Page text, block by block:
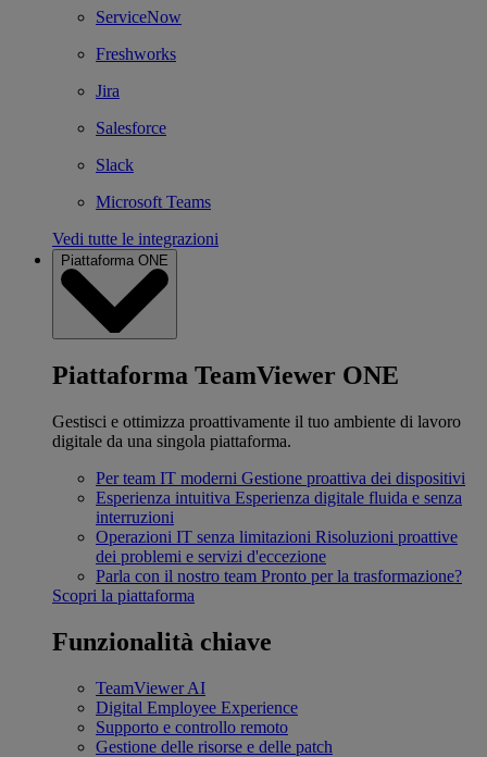
ServiceNow
Freshworks
Jira
Salesforce
Slack
Microsoft Teams
Vedi tutte le integrazioni
Piattaforma ONE
Piattaforma TeamViewer ONE
Gestisci e ottimizza proattivamente il tuo ambiente di lavoro
digitale da una singola piattaforma.
Per team IT moderni Gestione proattiva dei dispositivi
Esperienza intuitiva Esperienza digitale fluida e senza
interruzioni
Operazioni IT senza limitazioni Risoluzioni proattive
dei problemi e servizi d'eccezione
Parla con il nostro team Pronto per la trasformazione?
Scopri la piattaforma
Funzionalità chiave
TeamViewer AI
Digital Employee Experience
Supporto e controllo remoto
Gestione delle risorse e delle patch